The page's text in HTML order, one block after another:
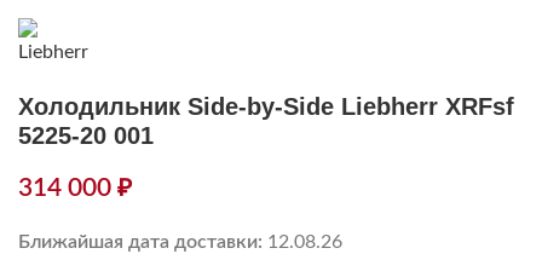
Холодильник Side-by-Side Liebherr XRFsf
5225-20 001
314 000 ₽
Ближайшая дата доставки: 12.08.26